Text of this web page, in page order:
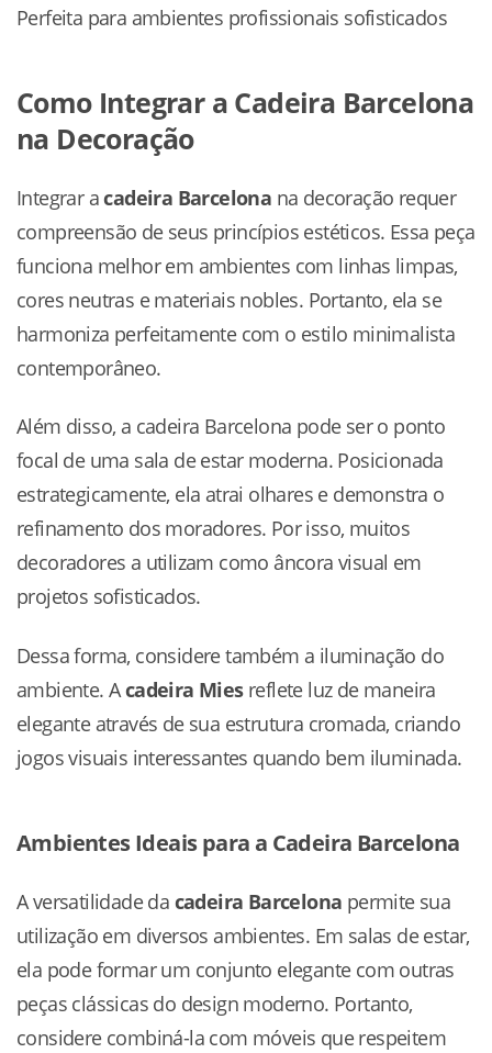
Perfeita para ambientes profissionais sofisticados
Como Integrar a Cadeira Barcelona
na Decoração
Integrar acadeira Barcelona na decoração requer
compreensão de seus princípios estéticos. Essa peça
funciona melhor em ambientes com linhas limpas,
cores neutras e materiais nobles. Portanto, ela se
harmoniza perfeitamente com o estilo minimalista
contemporâneo.
Além disso, a cadeira Barcelona pode ser o ponto
focal de uma sala de estar moderna. Posicionada
estrategicamente, ela atrai olhares e demonstra o
refinamento dos moradores. Por isso, muitos
decoradores a utilizam como âncora visual em
projetos sofisticados.
Dessa forma, considere também a iluminação do
ambiente. Acadeira Miesreflete luz de maneira
elegante através de sua estrutura cromada, criando
jogos visuais interessantes quando bem iluminada.
Ambientes Ideais para a Cadeira Barcelona
A versatilidade da cadeira Barcelona permite sua
utilização em diversos ambientes. Em salas de estar,
ela pode formar um conjunto elegante com outras
peças clássicas do design moderno. Portanto,
considere combiná-la com móveis que respeitem